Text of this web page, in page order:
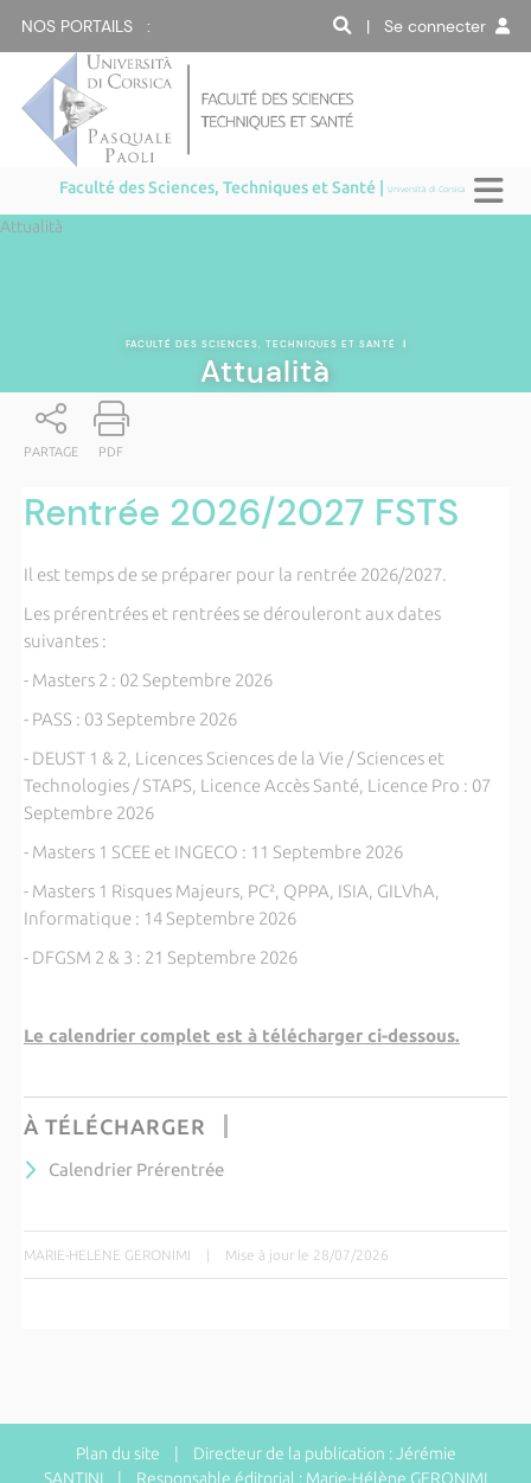
NOS PORTAILS : | Se connecter
Faculté des Sciences, Techniques et Santé |Università di Corsica
Attualità
FACULTÉ DES SCIENCES, TECHNIQUES ET SANTÉ |
Attualità
PARTAGE PDF
Rentrée 2026/2027 FSTS
Il est temps de se préparer pour la rentrée 2026/2027.
Les prérentrées et rentrées se dérouleront aux dates
suivantes :
- Masters 2 : 02 Septembre 2026
- PASS : 03 Septembre 2026
- DEUST 1 & 2, Licences Sciences de la Vie / Sciences et
Technologies / STAPS, Licence Accès Santé, Licence Pro : 07
Septembre 2026
- Masters 1 SCEE et INGECO : 11 Septembre 2026
- Masters 1 Risques Majeurs, PC², QPPA, ISIA, GILVhA,
Informatique : 14 Septembre 2026
- DFGSM 2 & 3 : 21 Septembre 2026
Le calendrier complet est à télécharger ci-dessous.
À TÉLÉCHARGER
Calendrier Prérentrée
MARIE-HELENE GERONIMI Mise à jour le 28/07/2026
Plan du site | Directeur de la publication : Jérémie
SANTINI | Responsable éditorial : Marie-Hélène GERONIMI